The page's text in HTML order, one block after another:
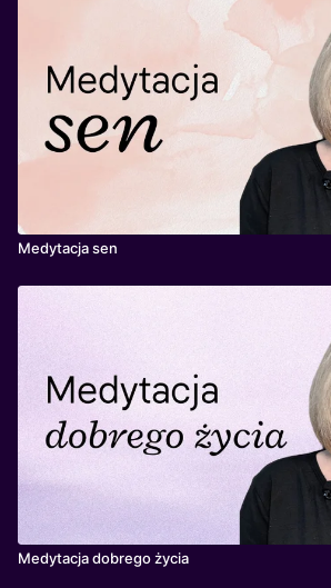
Medytacja sen
Medytacja dobrego życia